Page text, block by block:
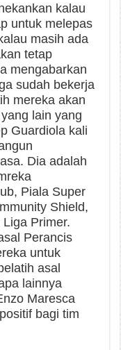
kalau
untuk melepas
masih ada
tetap
mengabarkan
sudah bekerja
mereka akan
lain yang
Guardiola kali
Dia adalah
Piala Super
Shield,
Primer.
Perancis
untuk
asal
lainnya
Maresca
bagi tim